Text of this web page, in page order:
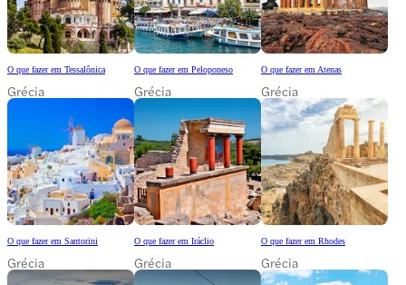
O que fazer em Tessalônica
Grécia
O que fazer em Peloponeso
Grécia
O que fazer em Atenas
Grécia
O que fazer em Santorini
Grécia
O que fazer em Iráclio
Grécia
O que fazer em Rhodes
Grécia